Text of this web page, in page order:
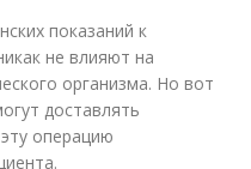
показаний к
не влияют на
организма. Но вот
доставлять
операцию